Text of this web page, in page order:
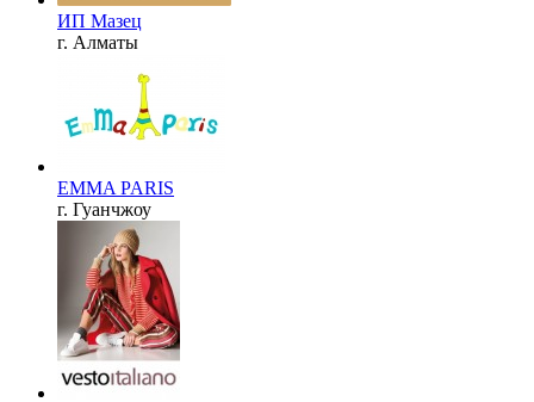
ИП Мазец
г. Алматы
EMMA PARIS
г. Гуанчжоу